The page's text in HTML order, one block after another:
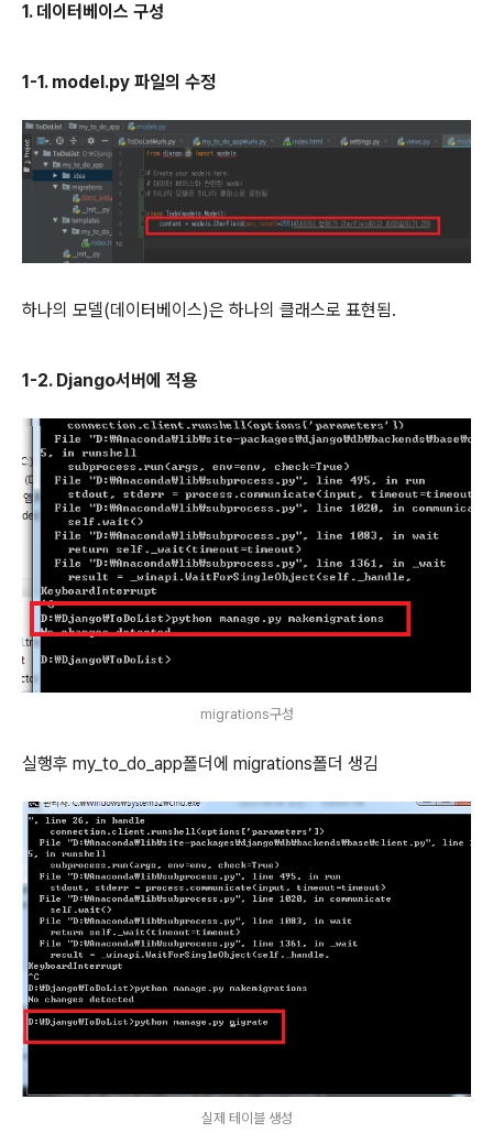
1. 데이터베이스 구성
1-1. model.py 파일의 수정
하나의 모델(데이터베이스)은 하나의 클래스로 표현됨.
1-2. Django서버에 적용
migrations구성
실행후 my_to_do_app폴더에 migrations폴더 생김
실제 테이블 생성